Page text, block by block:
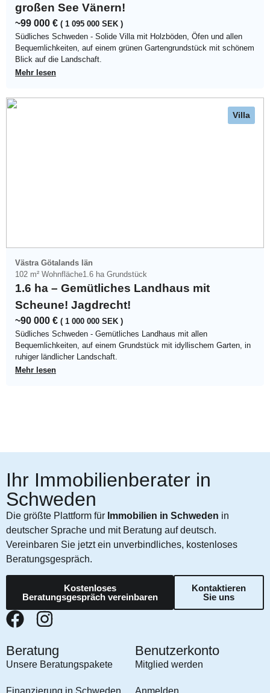
großen See Vänern!
~99 000 € ( 1 095 000 SEK )
Südliches Schweden - Solide Villa mit Holzböden, Öfen und allen
Bequemlichkeiten, auf einem grünen Gartengrundstück mit schönem
Blick auf die Landschaft.
Mehr lesen
Villa
Västra Götalands län
102 m² Wohnfläche1.6 ha Grundstück
1.6 ha – Gemütliches Landhaus mit
Scheune! Jagdrecht!
~90 000 € ( 1 000 000 SEK )
Südliches Schweden - Gemütliches Landhaus mit allen
Bequemlichkeiten, auf einem Grundstück mit idyllischem Garten, in
ruhiger ländlicher Landschaft.
Mehr lesen
Ihr Immobilienberater in
Schweden
Die größte Plattform für Immobilien in Schweden in
deutscher Sprache und mit Beratung auf deutsch.
Vereinbaren Sie jetzt ein unverbindliches, kostenloses
Beratungsgespräch.
Kostenloses
Beratungsgespräch vereinbaren
Kontaktieren
Sie uns
Beratung
Unsere Beratungspakete
Benutzerkonto
Mitglied werden